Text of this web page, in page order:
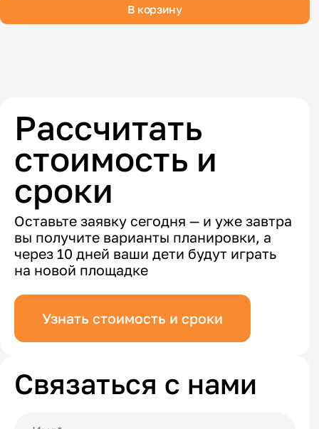
В корзину
Рассчитать
стоимость и
сроки
Оставьте заявку сегодня — и уже завтра
вы получите варианты планировки, а
через 10 дней ваши дети будут играть
на новой площадке
Узнать стоимость и сроки
Связаться с нами